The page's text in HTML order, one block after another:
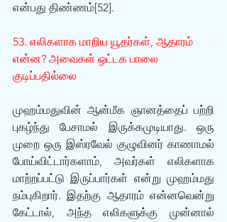
என்பது திண்ணம்[52].
53. எலிகளாக மாறிய யூதர்கள், ஆதாரம்
என்ன? அவைகள் ஒட்டக பாலை
குடிப்பதில்லை
முஹம்மதுவின் ஆன்மீக ஞானத்தைப் பற்றி
புகழ்ந்து பேசாமல் இருக்கமுடியாது. ஒரு
முறை ஒரு இஸ்ரவேல் குழுவினர் காணாமல்
போய்விட்டார்களாம், அவர்கள் எலிகளாக
மாற்றப்பட்டு இருப்பார்கள் என்று முஹம்மது
நம்புகிறார். இதற்கு ஆதாரம் என்னவென்று
கேட்டால், அந்த எலிகளுக்கு முன்னால்